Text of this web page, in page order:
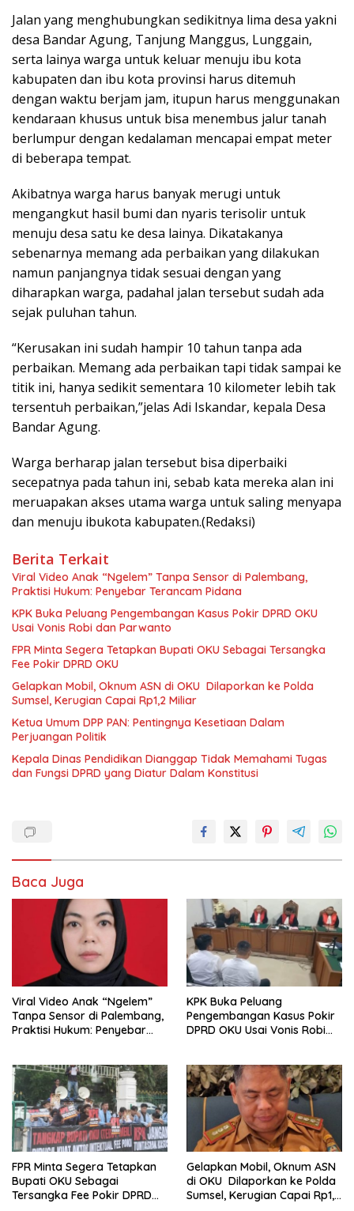
Jalan yang menghubungkan sedikitnya lima desa yakni
desa Bandar Agung, Tanjung Manggus, Lunggain,
serta lainya warga untuk keluar menuju ibu kota
kabupaten dan ibu kota provinsi harus ditemuh
dengan waktu berjam jam, itupun harus menggunakan
kendaraan khusus untuk bisa menembus jalur tanah
berlumpur dengan kedalaman mencapai empat meter
di beberapa tempat.
Akibatnya warga harus banyak merugi untuk
mengangkut hasil bumi dan nyaris terisolir untuk
menuju desa satu ke desa lainya. Dikatakanya
sebenarnya memang ada perbaikan yang dilakukan
namun panjangnya tidak sesuai dengan yang
diharapkan warga, padahal jalan tersebut sudah ada
sejak puluhan tahun.
“Kerusakan ini sudah hampir 10 tahun tanpa ada
perbaikan. Memang ada perbaikan tapi tidak sampai ke
titik ini, hanya sedikit sementara 10 kilometer lebih tak
tersentuh perbaikan,”jelas Adi Iskandar, kepala Desa
Bandar Agung.
Warga berharap jalan tersebut bisa diperbaiki
secepatnya pada tahun ini, sebab kata mereka alan ini
meruapakan akses utama warga untuk saling menyapa
dan menuju ibukota kabupaten.(Redaksi)
Berita Terkait
Viral Video Anak “Ngelem” Tanpa Sensor di Palembang,
Praktisi Hukum: Penyebar Terancam Pidana
KPK Buka Peluang Pengembangan Kasus Pokir DPRD OKU
Usai Vonis Robi dan Parwanto
FPR Minta Segera Tetapkan Bupati OKU Sebagai Tersangka
Fee Pokir DPRD OKU
Gelapkan Mobil, Oknum ASN di OKU Dilaporkan ke Polda
Sumsel, Kerugian Capai Rp1,2 Miliar
Ketua Umum DPP PAN: Pentingnya Kesetiaan Dalam
Perjuangan Politik
Kepala Dinas Pendidikan Dianggap Tidak Memahami Tugas
dan Fungsi DPRD yang Diatur Dalam Konstitusi
Baca Juga
Viral Video Anak “Ngelem”
Tanpa Sensor di Palembang,
Praktisi Hukum: Penyebar
KPK Buka Peluang
Pengembangan Kasus Pokir
DPRD OKU Usai Vonis Robi
FPR Minta Segera Tetapkan
Bupati OKU Sebagai
Tersangka Fee Pokir DPRD
Gelapkan Mobil, Oknum ASN
di OKU Dilaporkan ke Polda
Sumsel, Kerugian Capai Rp1,2